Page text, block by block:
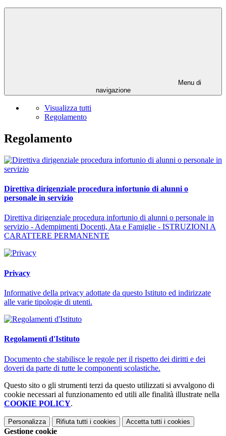
Menu di
navigazione
Visualizza tutti
Regolamento
Regolamento
Direttiva dirigenziale procedura infortunio di alunni o
personale in servizio
Direttiva dirigenziale procedura infortunio di alunni o personale in
servizio - Adempimenti Docenti, Ata e Famiglie - ISTRUZIONI A
CARATTERE PERMANENTE
Privacy
Informative della privacy adottate da questo Istituto ed indirizzate
alle varie tipologie di utenti.
Regolamenti d'Istituto
Documento che stabilisce le regole per il rispetto dei diritti e dei
doveri da parte di tutte le componenti scolastiche.
Questo sito o gli strumenti terzi da questo utilizzati si avvalgono di
cookie necessari al funzionamento ed utili alle finalità illustrate nella
COOKIE POLICY.
Personalizza Rifiuta tutti i cookies Accetta tutti i cookies
Gestione cookie